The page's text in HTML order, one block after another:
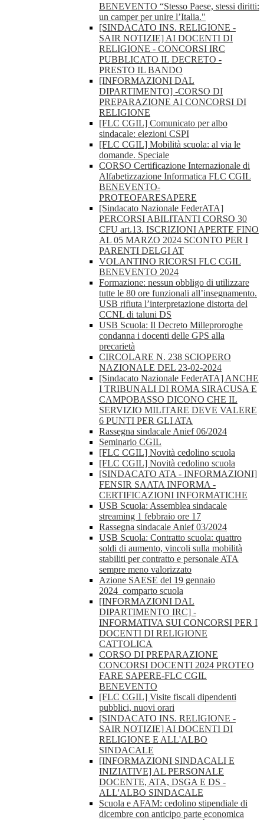
BENEVENTO “Stesso Paese, stessi diritti:
un camper per unire l’Italia."
[SINDACATO INS. RELIGIONE -
SAIR NOTIZIE] AI DOCENTI DI
RELIGIONE - CONCORSI IRC
PUBBLICATO IL DECRETO -
PRESTO IL BANDO
[INFORMAZIONI DAL
DIPARTIMENTO] -CORSO DI
PREPARAZIONE AI CONCORSI DI
RELIGIONE
[FLC CGIL] Comunicato per albo
sindacale: elezioni CSPI
[FLC CGIL] Mobilità scuola: al via le
domande. Speciale
CORSO Certificazione Internazionale di
Alfabetizzazione Informatica FLC CGIL
BENEVENTO-
PROTEOFARESAPERE
[Sindacato Nazionale FederATA]
PERCORSI ABILITANTI CORSO 30
CFU art.13. ISCRIZIONI APERTE FINO
AL 05 MARZO 2024 SCONTO PER I
PARENTI DELGI AT
VOLANTINO RICORSI FLC CGIL
BENEVENTO 2024
Formazione: nessun obbligo di utilizzare
tutte le 80 ore funzionali all’insegnamento.
USB rifiuta l’interpretazione distorta del
CCNL di taluni DS
USB Scuola: Il Decreto Milleproroghe
condanna i docenti delle GPS alla
precarietà
CIRCOLARE N. 238 SCIOPERO
NAZIONALE DEL 23-02-2024
[Sindacato Nazionale FederATA] ANCHE
I TRIBUNALI DI ROMA SIRACUSA E
CAMPOBASSO DICONO CHE IL
SERVIZIO MILITARE DEVE VALERE
6 PUNTI PER GLI ATA
Rassegna sindacale Anief 06/2024
Seminario CGIL
[FLC CGIL] Novità cedolino scuola
[FLC CGIL] Novità cedolino scuola
[SINDACATO ATA - INFORMAZIONI]
FENSIR SAATA INFORMA -
CERTIFICAZIONI INFORMATICHE
USB Scuola: Assemblea sindacale
streaming 1 febbraio ore 17
Rassegna sindacale Anief 03/2024
USB Scuola: Contratto scuola: quattro
soldi di aumento, vincoli sulla mobilità
stabiliti per contratto e personale ATA
sempre meno valorizzato
Azione SAESE del 19 gennaio
2024_comparto scuola
[INFORMAZIONI DAL
DIPARTIMENTO IRC] -
INFORMATIVA SUI CONCORSI PER I
DOCENTI DI RELIGIONE
CATTOLICA
CORSO DI PREPARAZIONE
CONCORSI DOCENTI 2024 PROTEO
FARE SAPERE-FLC CGIL
BENEVENTO
[FLC CGIL] Visite fiscali dipendenti
pubblici, nuovi orari
[SINDACATO INS. RELIGIONE -
SAIR NOTIZIE] AI DOCENTI DI
RELIGIONE E ALL'ALBO
SINDACALE
[INFORMAZIONI SINDACALI E
INIZIATIVE] AL PERSONALE
DOCENTE, ATA, DSGA E DS -
ALL'ALBO SINDACALE
Scuola e AFAM: cedolino stipendiale di
dicembre con anticipo parte economica